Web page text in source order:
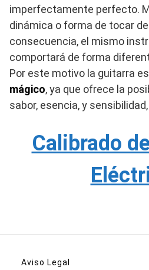
imperfectamente perfecto.
dinámica o forma de tocar
consecuencia, el mismo
comportará de forma
Por este motivo la guitarra
mágico, ya que ofrece la
sabor, esencia, y
Calibrado
Aviso Legal